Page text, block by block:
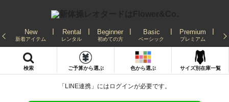
New
新着アイテム
Rental
レンタル
Beginner
初めての方
Basic
ベーシック
Premium
プレミアム
検索 ご予算から選ぶ 色から選ぶ サイズ別在庫一覧
「LINE連携」にはログインが必要です。